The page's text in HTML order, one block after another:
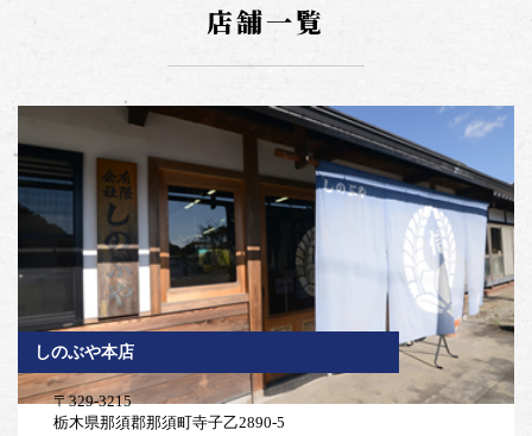
店舗一覧
しのぶや本店
〒329-3215
栃木県那須郡那須町寺子乙2890-5